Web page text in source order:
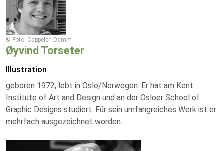
© Foto: Cappelen Damm
Øyvind Torseter
Illustration
geboren 1972, lebt in Oslo/Norwegen. Er hat am Kent
Institute of Art and Design und an der Osloer School of
Graphic Designs studiert. Für sein umfangreiches Werk ist er
mehrfach ausgezeichnet worden.